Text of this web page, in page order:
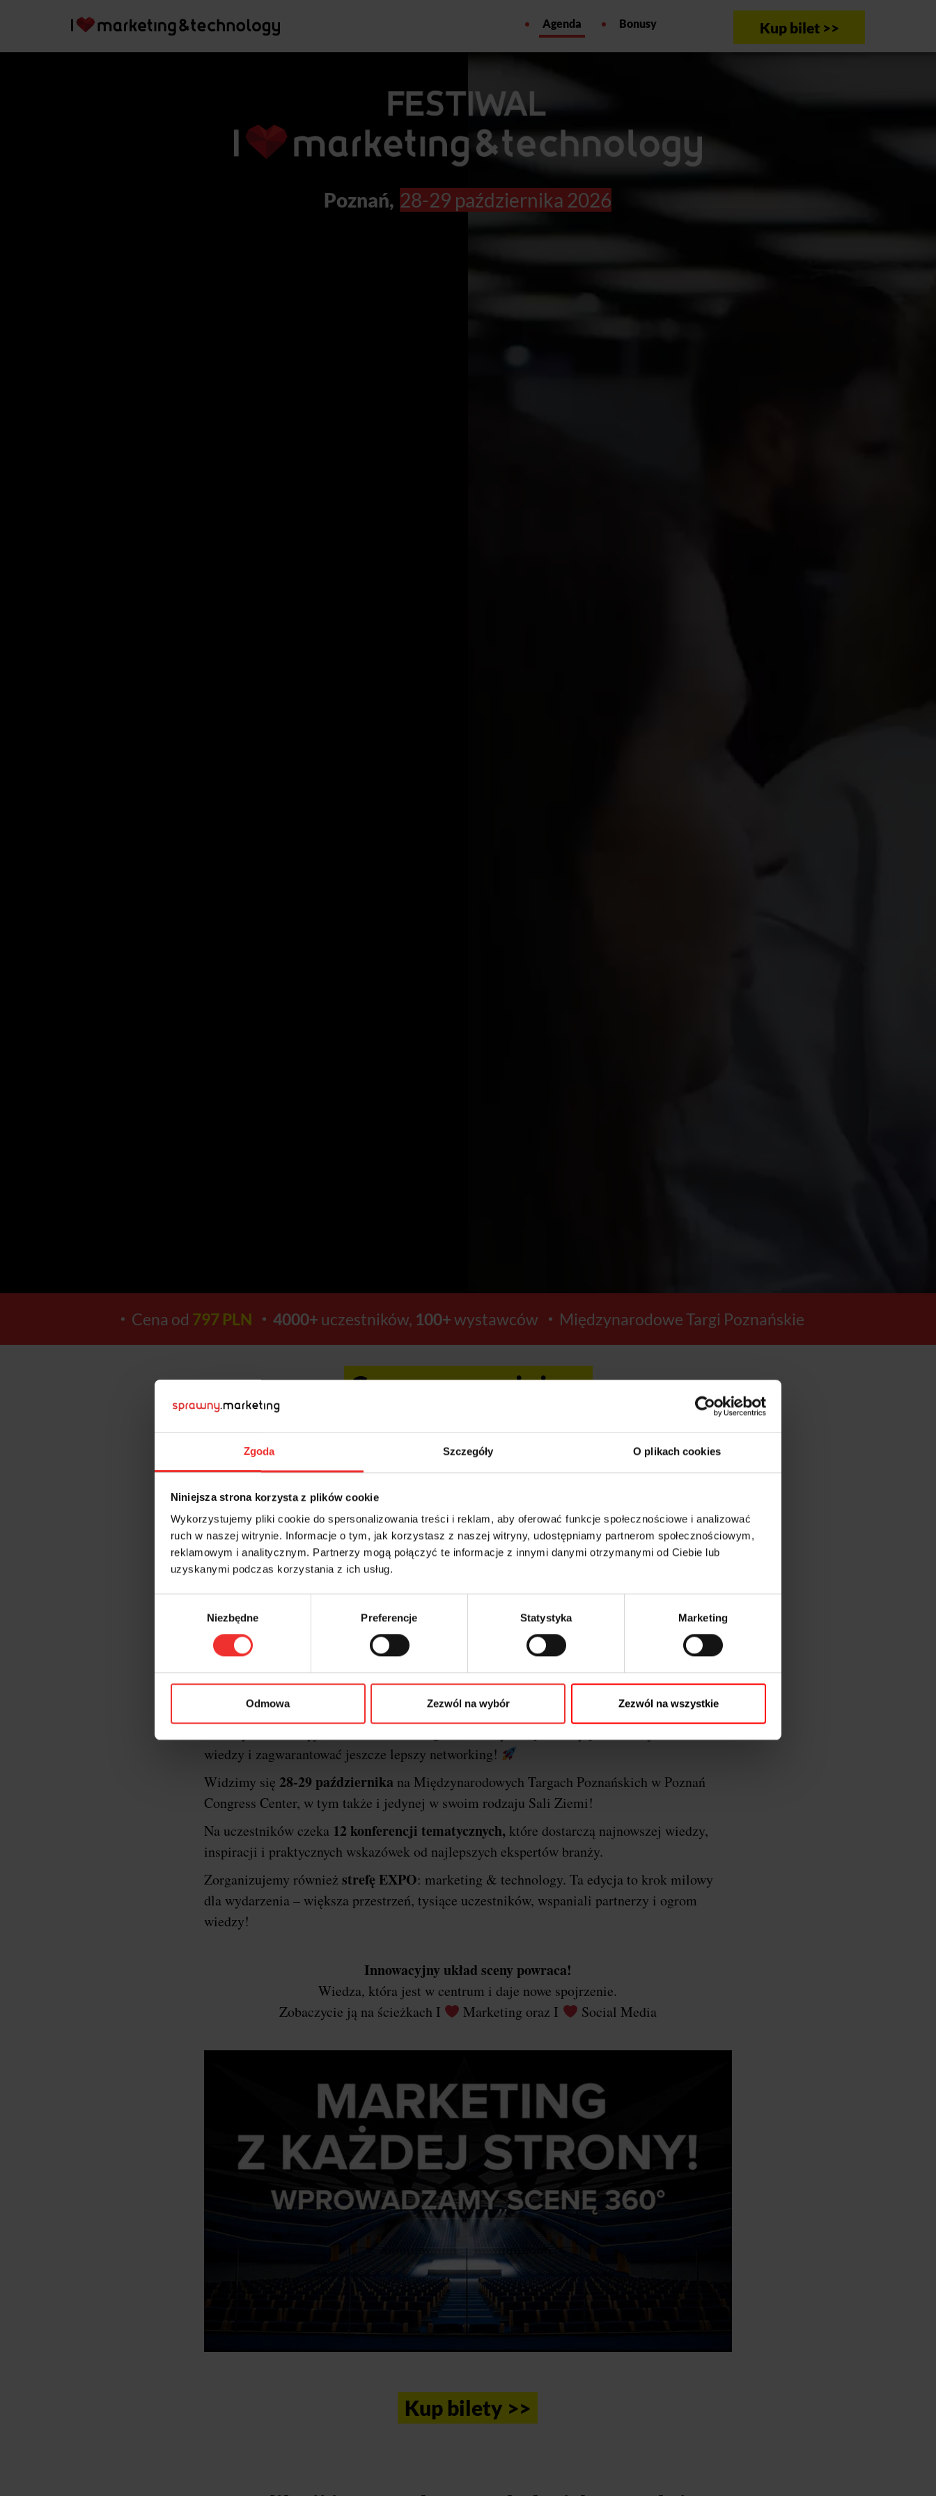
Zgoda Szczegóły O plikach cookies
Niniejsza strona korzysta z plików cookie
Wykorzystujemy pliki cookie do spersonalizowania treści i reklam, aby oferować funkcje społecznościowe i analizować
ruch w naszej witrynie. Informacje o tym, jak korzystasz z naszej witryny, udostępniamy partnerom społecznościowym,
reklamowym i analitycznym. Partnerzy mogą połączyć te informacje z innymi danymi otrzymanymi od Ciebie lub
uzyskanymi podczas korzystania z ich usług.
Niezbędne Preferencje Statystyka Marketing
Odmowa Zezwól na wybór Zezwól na wszystkie
Kup bilet >>
Agenda Bonusy
Poznań, 28-29 października 2026
Cena od 797 PLN 4000+ uczestników, 100+wystawców Międzynarodowe Targi Poznańskie
Ceny wzrosną już za:
14
DNI
16
GODZIN
19 19
Kup bilety >>
Krótko o festiwalu i dlaczego Poznań…
XXII edycja konferencjiI
Marketing & Technology powraca do stolicy Wielkopolski, a
oficjalnym gospodarzem wydarzenia będzie miastoPoznań
Ponownie razem łączymy
wiedzy i zagwarantować jeszcze lepszy networking!
Widzimy się 28-29 października na Międzynarodowych Targach Poznańskich w Poznań
Congress Center, w tym także i jedynej w swoim rodzaju Sali Ziemi!
Na uczestników czeka 12 konferencji tematycznych,które dostarczą najnowszej wiedzy,
inspiracji i praktycznych wskazówek od najlepszych ekspertów branży.
Zorganizujemy również strefę EXPO: marketing & technology. Ta edycja to krok milowy
dla wydarzenia – większa przestrzeń, tysiące uczestników, wspaniali partnerzy i ogrom
wiedzy!
Innowacyjny układ sceny powraca!
Wiedza, która jest w centrum i daje nowe spojrzenie.
Zobaczycie ją na ścieżkach I
Marketing oraz I Social Media
Kup bilety >>